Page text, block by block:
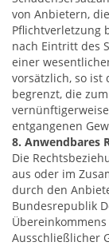
von Anbietern,
Pflichtverletzung
nach Eintritt des
einer
vorsätzlich, so ist
begrenzt, die
entgangenen
8. Anwendbares
Die
aus oder im
durch den
Bundesrepublik
Ausschließlicher